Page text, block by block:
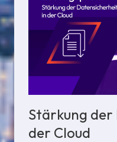
Stärkung
der Cloud